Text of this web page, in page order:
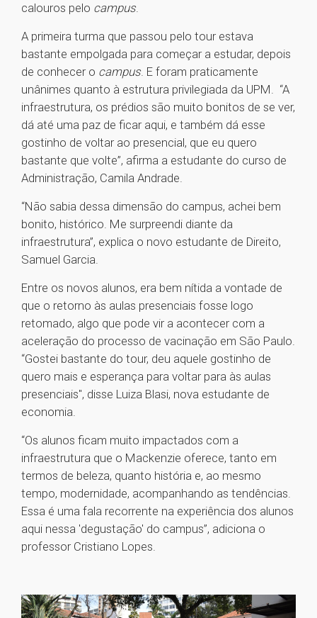
calouros pelo campus.
A primeira turma que passou pelo tour estava
bastante empolgada para começar a estudar, depois
de conhecer o campus. E foram praticamente
unânimes quanto à estrutura privilegiada da UPM. “A
infraestrutura, os prédios são muito bonitos de se ver,
dá até uma paz de ficar aqui, e também dá esse
gostinho de voltar ao presencial, que eu quero
bastante que volte”, afirma a estudante do curso de
Administração, Camila Andrade.
“Não sabia dessa dimensão do campus, achei bem
bonito, histórico. Me surpreendi diante da
infraestrutura”, explica o novo estudante de Direito,
Samuel Garcia.
Entre os novos alunos, era bem nítida a vontade de
que o retorno às aulas presenciais fosse logo
retomado, algo que pode vir a acontecer com a
aceleração do processo de vacinação em São Paulo.
“Gostei bastante do tour, deu aquele gostinho de
quero mais e esperança para voltar para às aulas
presenciais", disse Luiza Blasi, nova estudante de
economia.
“Os alunos ficam muito impactados com a
infraestrutura que o Mackenzie oferece, tanto em
termos de beleza, quanto história e, ao mesmo
tempo, modernidade, acompanhando as tendências.
Essa é uma fala recorrente na experiência dos alunos
aqui nessa 'degustação' do campus”, adiciona o
professor Cristiano Lopes.